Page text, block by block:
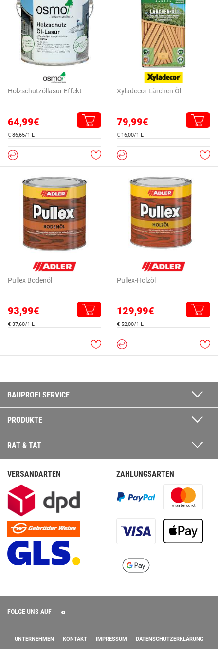
Holzschutzöllasur Effekt
64,99€
€ 86,65/1 L
Xyladecor Lärchen Öl
79,99€
€ 16,00/1 L
Pullex Bodenöl
93,99€
€ 37,60/1 L
Pullex-Holzöl
129,99€
€ 52,00/1 L
BAUPROFI SERVICE
PRODUKTE
RAT & TAT
VERSANDARTEN ZAHLUNGSARTEN
FOLGE UNS AUF
UNTERNEHMEN KONTAKT IMPRESSUM
DATENSCHUTZERKLÄRUNG